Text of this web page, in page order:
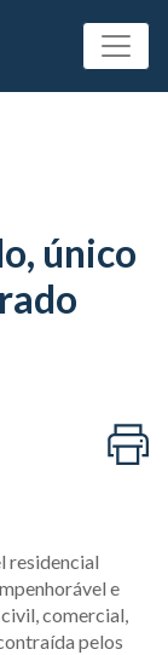
único
residencial
e
comercial,
pelos